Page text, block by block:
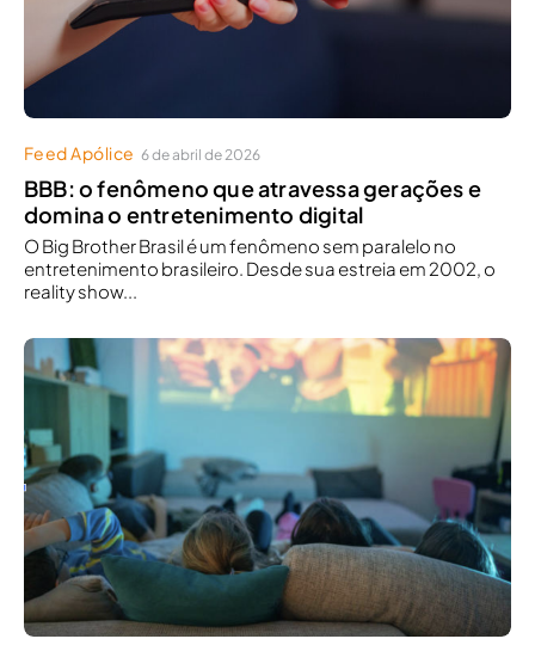
Feed Apólice 6 de abril de 2026
BBB: o fenômeno que atravessa gerações e
domina o entretenimento digital
O Big Brother Brasil é um fenômeno sem paralelo no
entretenimento brasileiro. Desde sua estreia em 2002, o
reality show...